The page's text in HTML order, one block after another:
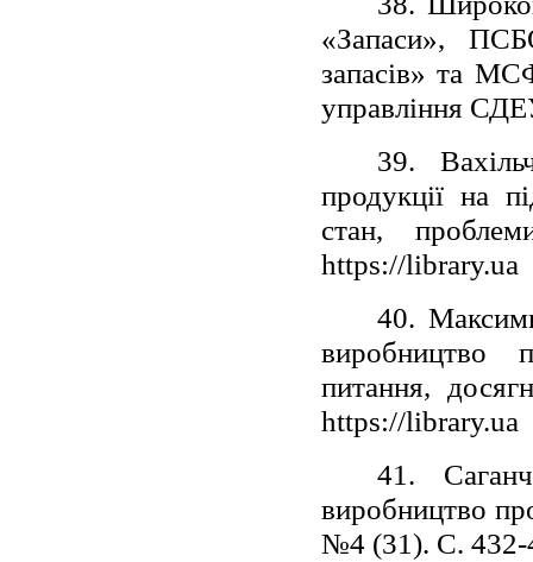
«Запаси»,
запасів» та
управління
39.
продукції на
стан,
https://library.uа
40.
виробництво
питання,
https://library.uа
41.
виробництво
№4 (31). С. 432-